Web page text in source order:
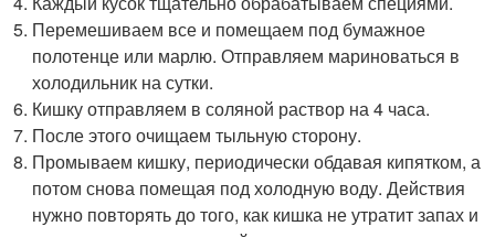
Перемешиваем все и помещаем под бумажное
полотенце или марлю. Отправляем мариноваться в
холодильник на сутки.
Кишку отправляем в соляной раствор на 4 часа.
После этого очищаем тыльную сторону.
Промываем кишку, периодически обдавая кипятком, а
потом снова помещая под холодную воду. Действия
нужно повторять до того, как кишка не утратит запах и